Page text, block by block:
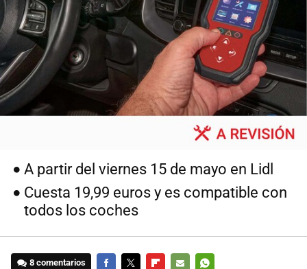
A partir del viernes 15 de mayo en Lidl
Cuesta 19,99 euros y es compatible con
todos los coches
8 comentarios